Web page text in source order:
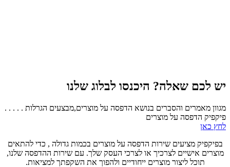
יש לכם שאלה? היכנסו לבלוג שלנו
מגוון מאמרים והסברים בנושא הדפסה על מוצרים,מבצעים הגרלות . . . . .
פיקפיק הדפסה על מוצרים
לחץ כאן
בפיקפיק מציעים שירות הדפסה על מוצרים בכמות גדולה , כדי להתאים
מוצרים אישיים לצרכיך או לצרכי העסק שלך. עם שירות ההדפסה שלנו,
תוכל ליצור מוצרים ייחודיים ולהפוך את השקפתך למציאות.